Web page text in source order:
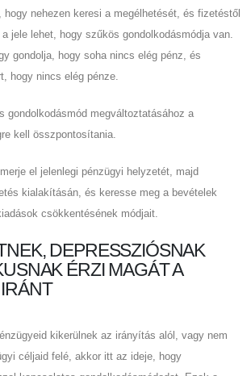
hogy nehezen keresi a megélhetését, és fizetéstől
jele lehet, hogy szűkös gondolkodásmódja van.
gondolja, hogy soha nincs elég pénz, és
hogy nincs elég pénze.
gondolkodásmód megváltoztatásához a
kell összpontosítania.
el jelenlegi pénzügyi helyzetét, majd
kialakításán, és keresse meg a bevételek
csökkentésének módjait.
DEPRESSZIÓSNAK
ÉRZI MAGÁT A
kikerülnek az irányítás alól, vagy nem
céljaid felé, akkor itt az ideje, hogy